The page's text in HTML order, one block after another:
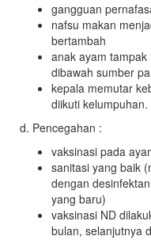
gangguan
nafsu makan
bertambah
anak ayam
dibawah sumber
kepala memutar
diikuti kelumpuhan.
d. Pencegahan :
vaksinasi pada
sanitasi yang baik
dengan
yang baru)
vaksinasi ND
bulan, selanjutnya